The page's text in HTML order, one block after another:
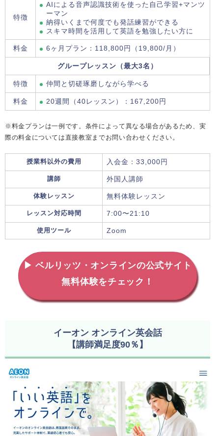
特徴
AIによる音声認識技術を使った自己学習+マンツ
ーマン
納得いくまで何度でも発話練習ができる
スキマ時間を活用して英語を勉強したい方に
料金 6ヶ月プラン：118,800円（19,800/月）
グループレッスン（最大3名）
特徴 仲間と切磋琢磨しながら学べる
料金 20週間（40レッスン）：167,200円
※料金プランは一例です。条件によって異なる場合があるため、実
際の料金については直接教室までお問い合わせください。
授業料以外の費用 入会金：33,000円
講師 外国人講師
体験レッスン 無料体験レッスン
レッスン対応時間 7:00〜21:10
使用ツール Zoom
▶ ベルリッツ・オンラインの公式サイト
無料体験をチェック！
イーオン オンライン英会話
【講師満足度90％】